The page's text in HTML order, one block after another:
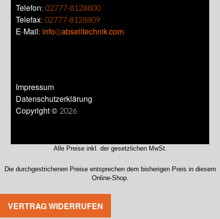
Telefon:02777-8128800
Telefax:02777-8128809
E-Mail: info@abseiltechnik.com
Impressum
Datenschutzerklärung
Copyright © 2026
Alle Preise inkl. der gesetzlichen MwSt.
Die durchgestrichenen Preise entsprechen dem bisherigen Preis in diesem
Online-Shop.
VERTRAG WIDERRUFEN